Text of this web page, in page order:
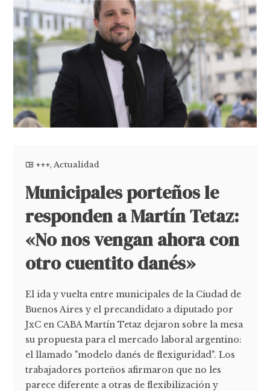
+++,Actualidad
Municipales porteños le
responden a Martín Tetaz:
«No nos vengan ahora con
otro cuentito danés»
El ida y vuelta entre municipales de la Ciudad de
Buenos Aires y el precandidato a diputado por
JxC en CABA Martín Tetaz dejaron sobre la mesa
su propuesta para el mercado laboral argentino:
el llamado "modelo danés de flexiguridad". Los
trabajadores porteños afirmaron que no les
parece diferente a otras de flexibilización y